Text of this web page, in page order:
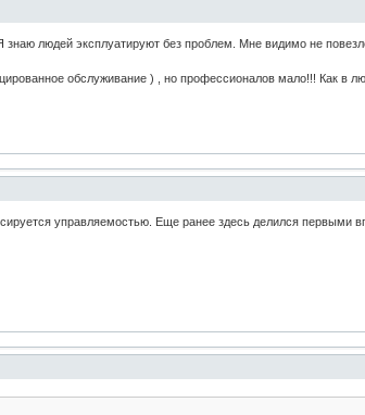
людей эксплуатируют без проблем. Мне видимо не
обслуживание ) , но профессионалов мало!!! Как в
управляемостью. Еще ранее здесь делился первыми